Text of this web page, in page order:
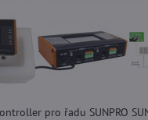
pro řadu SUNPRO